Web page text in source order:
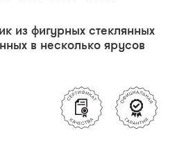
из фигурных стеклянных
в несколько ярусов